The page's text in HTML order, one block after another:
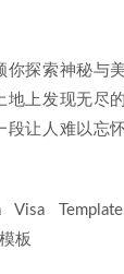
你探索神秘与
地上发现无尽
段让人难以忘
Visa
板